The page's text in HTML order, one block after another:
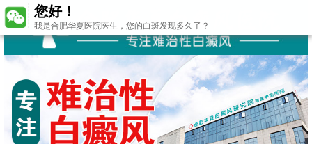
您好！
我是合肥华夏医院医生，您的白斑发现多久了？